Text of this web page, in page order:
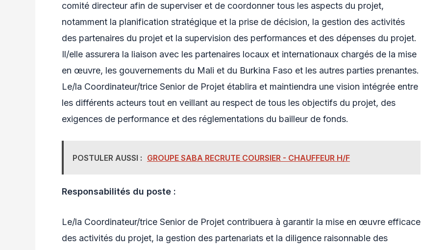
comité directeur afin de superviser et de coordonner tous les aspects du projet,
notamment la planification stratégique et la prise de décision, la gestion des activités
des partenaires du projet et la supervision des performances et des dépenses du projet.
Il/elle assurera la liaison avec les partenaires locaux et internationaux chargés de la mise
en œuvre, les gouvernements du Mali et du Burkina Faso et les autres parties prenantes.
Le/la Coordinateur/trice Senior de Projet établira et maintiendra une vision intégrée entre
les différents acteurs tout en veillant au respect de tous les objectifs du projet, des
exigences de performance et des réglementations du bailleur de fonds.
POSTULER AUSSI : GROUPE SABA RECRUTE COURSIER - CHAUFFEUR H/F
Responsabilités du poste :
Le/la Coordinateur/trice Senior de Projet contribuera à garantir la mise en œuvre efficace
des activités du projet, la gestion des partenariats et la diligence raisonnable des